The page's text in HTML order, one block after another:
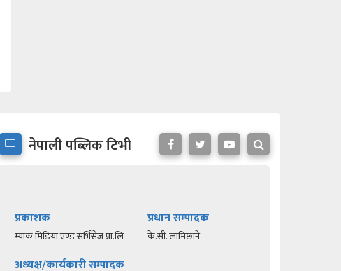
नेपाली पब्लिक टिभी
प्रकाशक
म्याक मिडिया एण्ड सर्भिसेज प्रा.लि
अध्यक्ष/कार्यकारी सम्पादक
प्रधान सम्पादक
के.सी. लामिछाने